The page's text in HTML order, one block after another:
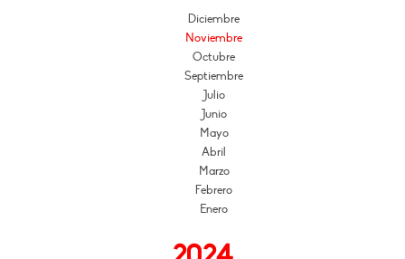
Diciembre
Noviembre
Octubre
Septiembre
Julio
Junio
Mayo
Abril
Marzo
Febrero
Enero